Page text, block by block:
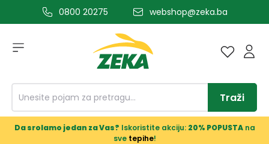
glavni sadržaj0800 20275 webshop@zeka.ba
Traži
Da srolamo jedan za Vas? Iskoristite akciju: 20% POPUSTAna
sve tepihe!